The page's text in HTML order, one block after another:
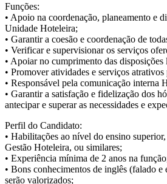
Funções:
• Apoio na coordenação, planeamento e
Unidade Hoteleira;
• Garantir a coesão e coordenação de
• Verificar e supervisionar os serviços
• Apoiar no cumprimento das disposições
• Promover atividades e serviços atrativos
• Responsável pela comunicação interna
• Garantir a satisfação e fidelização dos
antecipar e superar as necessidades e
Perfil do Candidato:
• Habilitações ao nível do ensino
Gestão Hoteleira, ou similares;
• Experiência mínima de 2 anos na
• Bons conhecimentos de inglês (falado
serão valorizados;